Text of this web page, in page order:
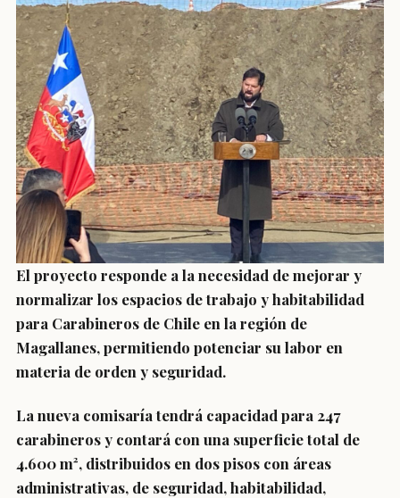
El proyecto responde a la necesidad de mejorar y
normalizar los espacios de trabajo y habitabilidad
para Carabineros de Chile en la región de
Magallanes, permitiendo potenciar su labor en
materia de orden y seguridad.
La nueva comisaría tendrá capacidad para 247
carabinerosy contará con una superficie total de
4.600 m², distribuidos en dos pisos con áreas
administrativas, de seguridad, habitabilidad,